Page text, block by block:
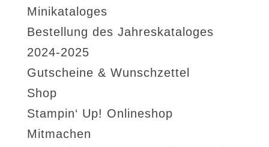
Minikataloges
Bestellung des Jahreskataloges
2024-2025
Gutscheine & Wunschzettel
Shop
Stampin‘ Up! Onlineshop
Mitmachen